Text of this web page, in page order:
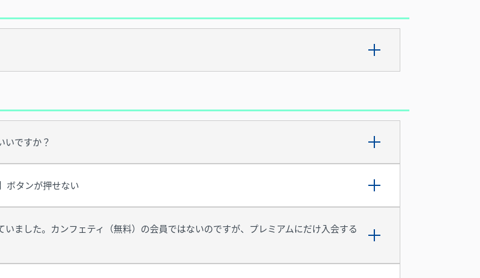
いですか？
ボタンが押せない
ました。カンフェティ（無料）の会員ではないのですが、プレミアムにだけ入会する